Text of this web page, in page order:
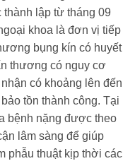
lập từ tháng 09
khoa là đơn vị tiếp
bụng kín có huyết
thương có nguy cơ
có khoảng lên đến
tồn thành công. Tại
bệnh nặng được theo
lâm sàng để giúp
phẫu thuật kịp thời các